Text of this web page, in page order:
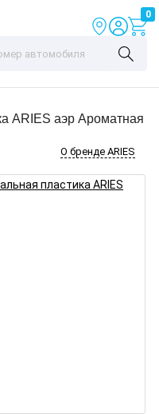
0
ARIES аэр Ароматная
О бренде ARIES